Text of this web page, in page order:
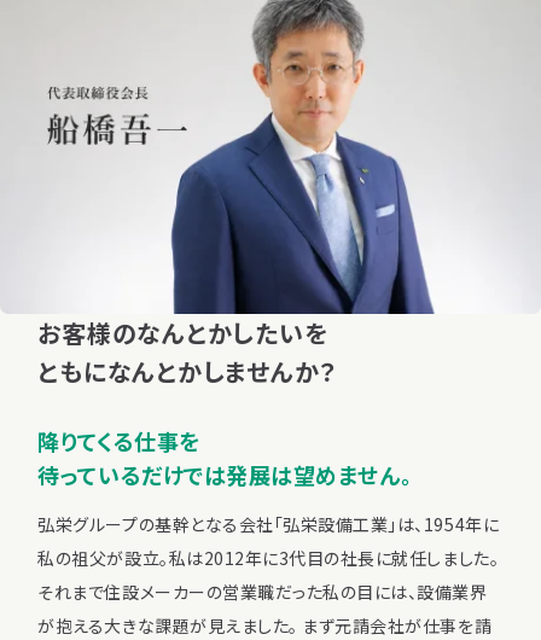
お客様のなんとかしたいを
ともになんとかしませんか？
降りてくる仕事を
待っているだけでは発展は望めません。
弘栄グループの基幹となる会社「弘栄設備工業」は、1954年に
私の祖父が設立。私は2012年に3代目の社長に就任しました。
それまで住設メーカーの営業職だった私の目には、設備業界
が抱える大きな課題が見えました。 まず元請会社が仕事を請